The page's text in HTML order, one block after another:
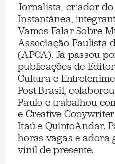
Jornalista, criador
Instantânea,
Vamos Falar Sobre
Associação Paulista
(APCA). Já passou
publicações de
Cultura e
Post Brasil,
Paulo e trabalhou
e Creative
Itaú e QuintoAndar.
horas vagas e adora
vinil de presente.